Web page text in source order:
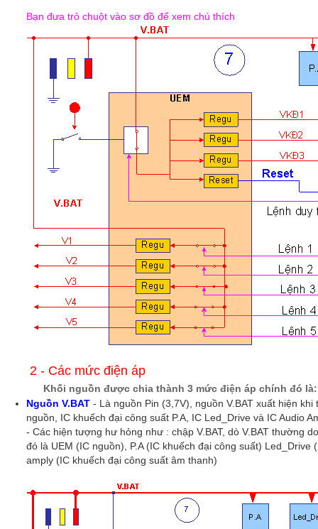
Bạn đưa trỏ chuột vào sơ đồ để xem chú thích
2 - Các mức điện áp
Khối nguồn được chia thành 3 mức điện áp chính đó là:
Nguồn V.BAT - Là nguồn Pin (3,7V), nguồn V.BAT xuất hiện
nguồn, IC khuếch đại công suất P.A, IC Led_Drive và IC Audio
- Các hiện tượng hư hỏng như : chập V.BAT, dò V.BAT thường
đó là UEM (IC nguồn), P.A (IC khuếch đại công suất)
amply (IC khuếch đại công suất âm thanh)